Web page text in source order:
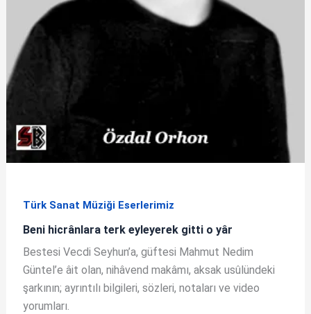
Türk Sanat Müziği Eserlerimiz
Beni hicrânlara terk eyleyerek gitti o yâr
Bestesi Vecdi Seyhun’a, güftesi Mahmut Nedim
Güntel’e âit olan, nihâvend makâmı, aksak usûlündeki
şarkının; ayrıntılı bilgileri, sözleri, notaları ve video
yorumları.